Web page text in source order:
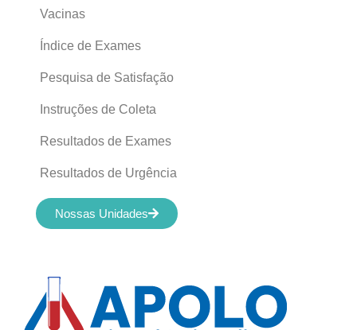
Vacinas
Índice de Exames
Pesquisa de Satisfação
Instruções de Coleta
Resultados de Exames
Resultados de Urgência
Nossas Unidades